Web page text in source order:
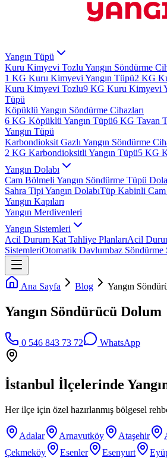
Yangın Tüpü
Kuru Kimyevi Tozlu Yangın Söndürme
1 KG Kuru Kimyevi Yangın Tüpü2 KG
Kuru Kimyevi Tozlu9 KG Kuru Kimyevi
Tüpü
Köpüklü Yangın Söndürme Cihazları
6 KG Köpüklü Yangın Tüpü6 KG Tavan
Yangın Tüpü
Karbondioksit Gazlı Yangın Söndürme
2 KG Karbondioksitli Yangın Tüpü5 KG
Yangın Dolabı
Cam Bölmeli Yangın Söndürme Tüpü
Sahra Tipi Yangın DolabıTüp Kabinli Cam
Yangın Kapıları
Yangın Merdivenleri
Yangın Sistemleri
Acil Durum Kat Tahliye PlanlarıAcil
SistemleriOtomatik Davlumbaz Söndürme
Ana Sayfa Blog Yangın
Yangın Söndürücü Dolum
0 546 843 73 72 WhatsApp
İstanbul İlçelerinde
Her ilçe için özel hazırlanmış bölgesel
Adalar Arnavutköy Ataşehir
Çekmeköy
Esenler Esenyurt